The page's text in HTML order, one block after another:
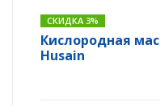
СКИДКА 3%
Кислородная
Husain